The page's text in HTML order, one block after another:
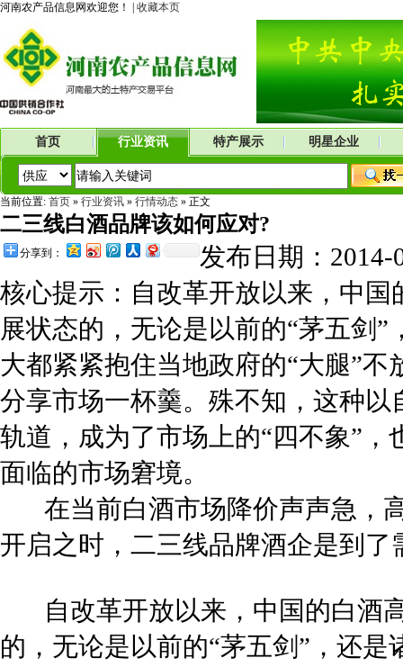
河南农产品信息网欢迎您！ | 收藏本页
首页 行业资讯 特产展示 明星企业
当前位置: 首页 » 行业资讯 » 行情动态 » 正文
二三线白酒品牌该如何应对?
分享到：
发布日期：
核心提示：自改革开放以来，中
展状态的，无论是以前的“茅五剑
大都紧紧抱住当地政府的“大腿”
分享市场一杯羹。殊不知，这种
轨道，成为了市场上的“四不象”
面临的市场窘境。
在当前白酒市场降价声声急，
开启之时，二三线品牌酒企是到
自改革开放以来，中国的白酒
的，无论是以前的“茅五剑”，还